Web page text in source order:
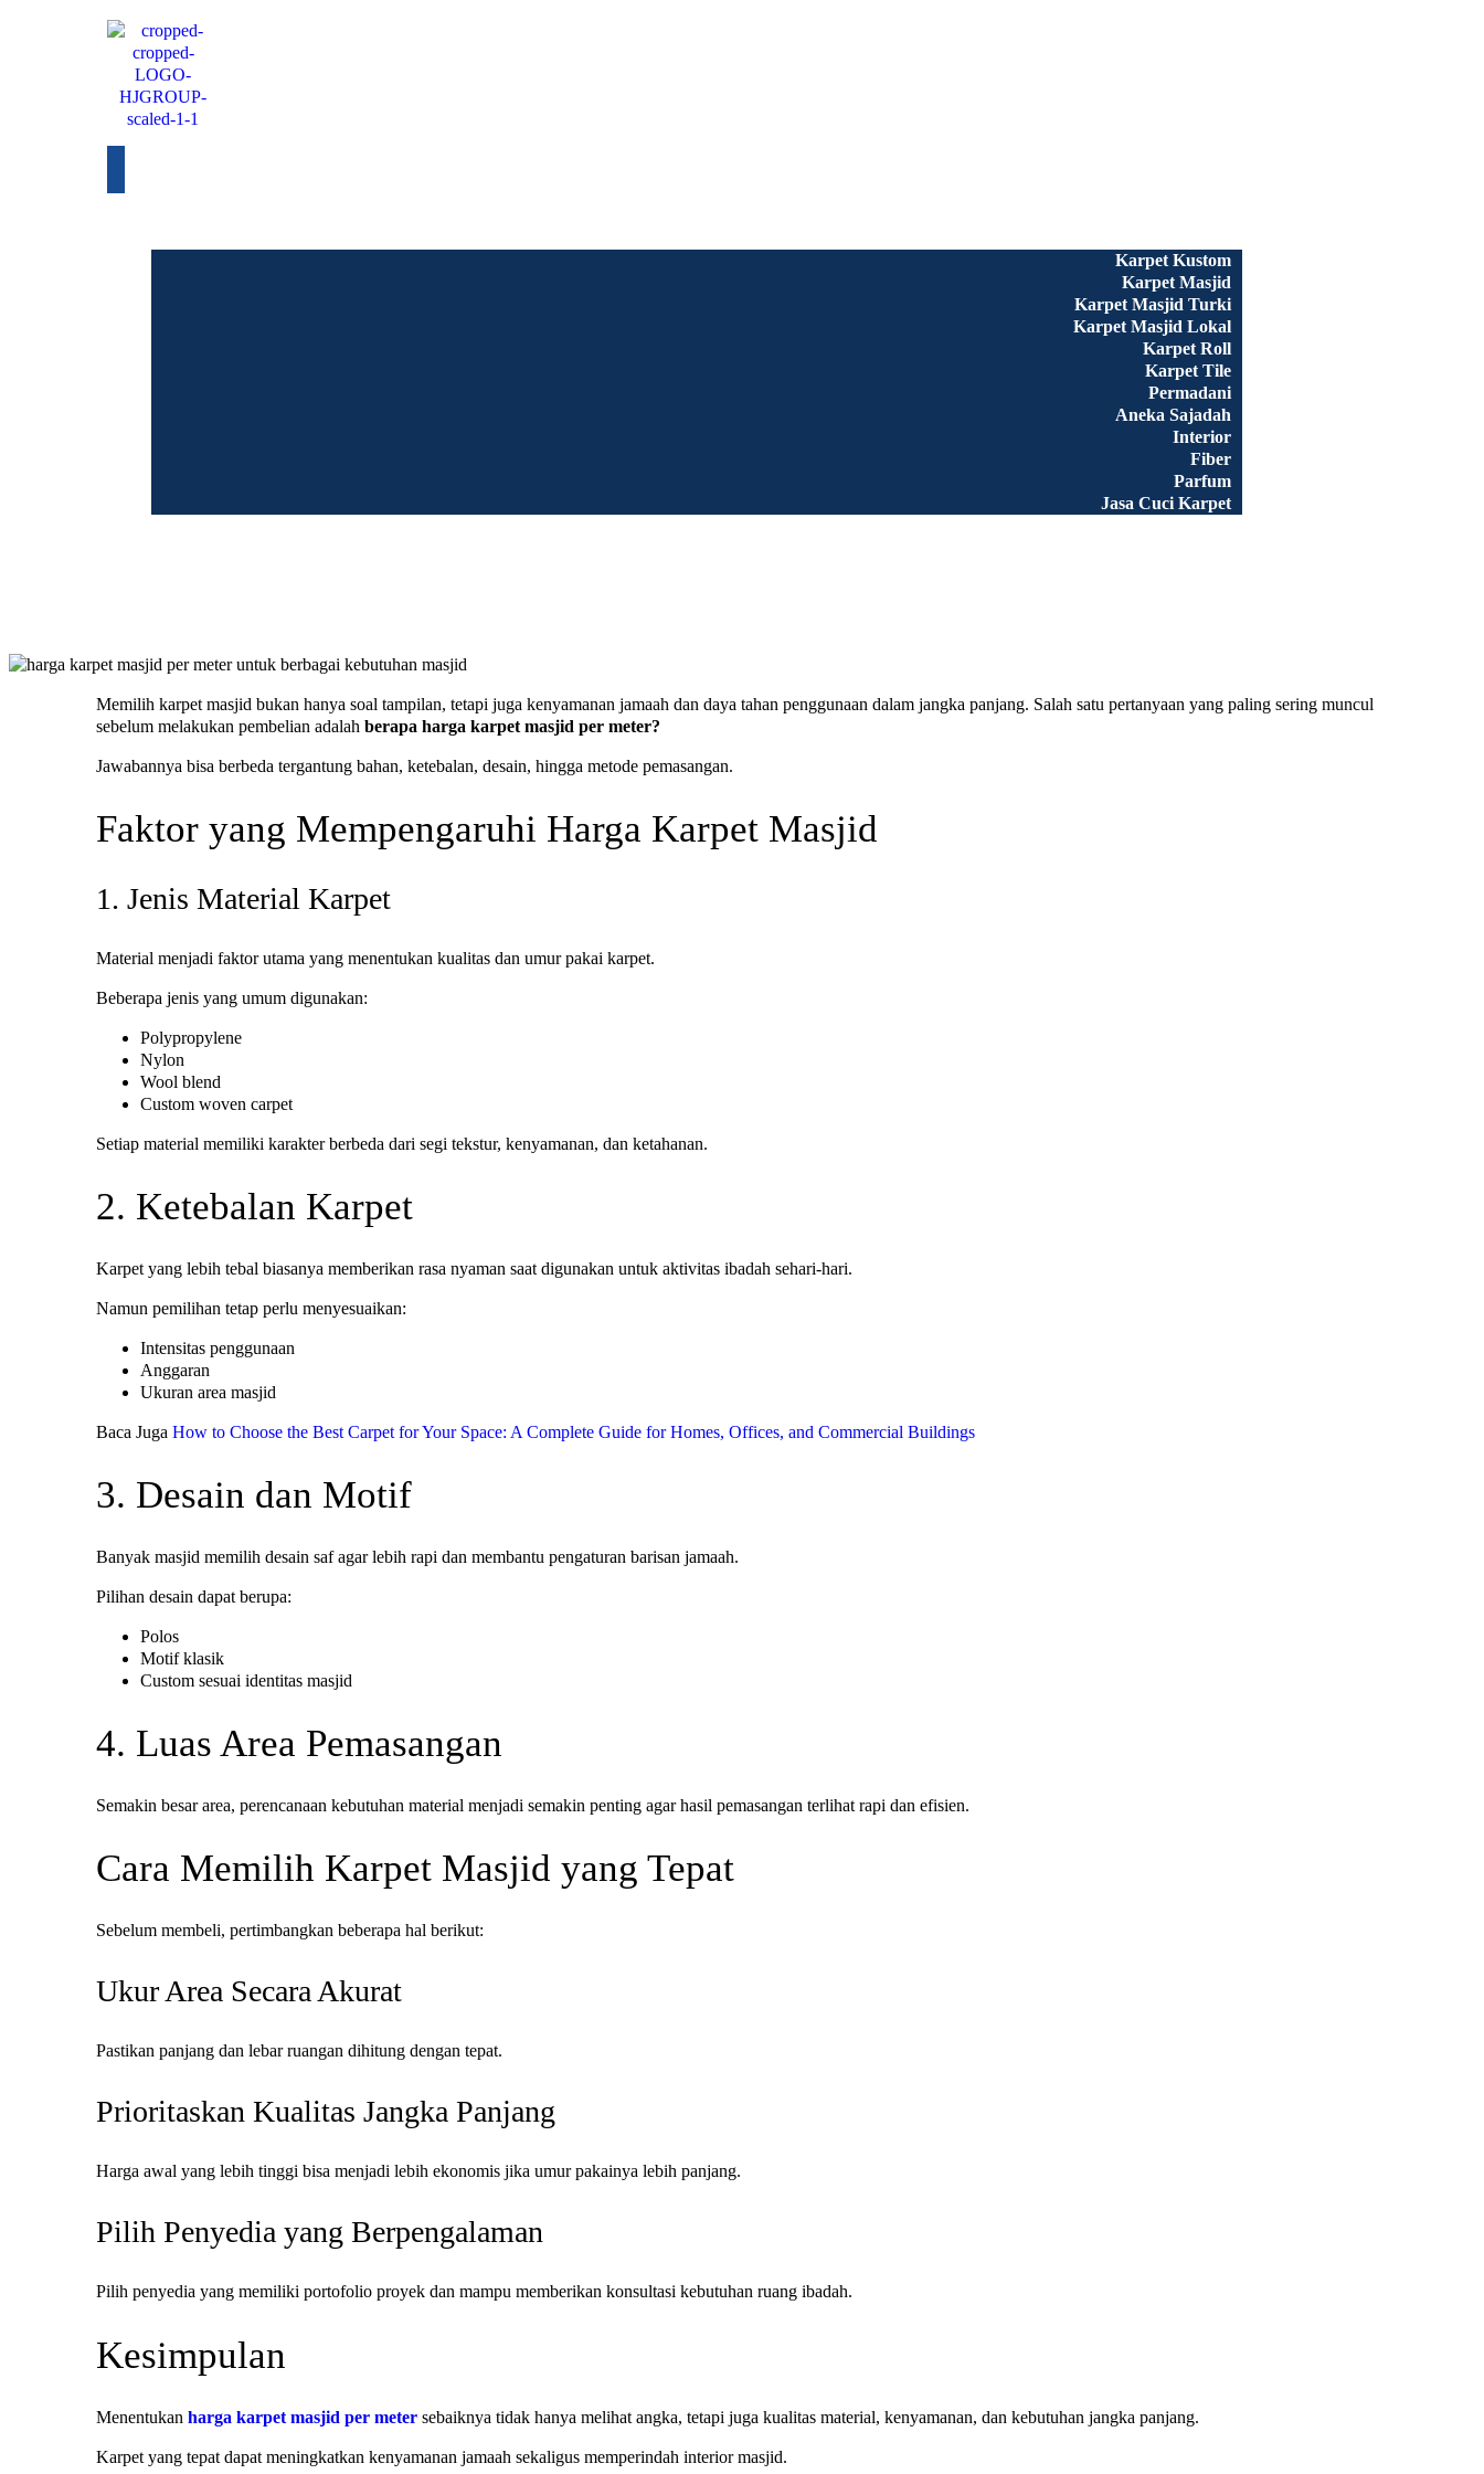
Karpet Kustom
Karpet Masjid
Karpet Masjid Turki
Karpet Masjid Lokal
Karpet Roll
Karpet Tile
Permadani
Aneka Sajadah
Interior
Fiber
Parfum
Jasa Cuci Karpet
Memilih karpet masjid bukan hanya soal tampilan, tetapi juga kenyamanan jamaah dan daya tahan penggunaan dalam jangka panjang. Salah satu pertanyaan yang paling sering muncul
sebelum melakukan pembelian adalah berapa harga karpet masjid per meter?
Jawabannya bisa berbeda tergantung bahan, ketebalan, desain, hingga metode pemasangan.
Faktor yang Mempengaruhi Harga Karpet Masjid
1. Jenis Material Karpet
Material menjadi faktor utama yang menentukan kualitas dan umur pakai karpet.
Beberapa jenis yang umum digunakan:
Polypropylene
Nylon
Wool blend
Custom woven carpet
Setiap material memiliki karakter berbeda dari segi tekstur, kenyamanan, dan ketahanan.
2. Ketebalan Karpet
Karpet yang lebih tebal biasanya memberikan rasa nyaman saat digunakan untuk aktivitas ibadah sehari-hari.
Namun pemilihan tetap perlu menyesuaikan:
Intensitas penggunaan
Anggaran
Ukuran area masjid
Baca Juga How to Choose the Best Carpet for Your Space: A Complete Guide for Homes, Offices, and Commercial Buildings
3. Desain dan Motif
Banyak masjid memilih desain saf agar lebih rapi dan membantu pengaturan barisan jamaah.
Pilihan desain dapat berupa:
Polos
Motif klasik
Custom sesuai identitas masjid
4. Luas Area Pemasangan
Semakin besar area, perencanaan kebutuhan material menjadi semakin penting agar hasil pemasangan terlihat rapi dan efisien.
Cara Memilih Karpet Masjid yang Tepat
Sebelum membeli, pertimbangkan beberapa hal berikut:
Ukur Area Secara Akurat
Pastikan panjang dan lebar ruangan dihitung dengan tepat.
Prioritaskan Kualitas Jangka Panjang
Harga awal yang lebih tinggi bisa menjadi lebih ekonomis jika umur pakainya lebih panjang.
Pilih Penyedia yang Berpengalaman
Pilih penyedia yang memiliki portofolio proyek dan mampu memberikan konsultasi kebutuhan ruang ibadah.
Kesimpulan
Menentukan harga karpet masjid per meter sebaiknya tidak hanya melihat angka, tetapi juga kualitas material, kenyamanan, dan kebutuhan jangka panjang.
Karpet yang tepat dapat meningkatkan kenyamanan jamaah sekaligus memperindah interior masjid.